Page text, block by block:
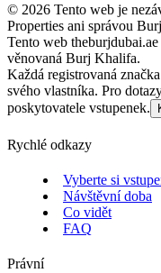
© 2026 Tento web je
Properties ani správou
Tento web
věnovaná Burj Khalifa.
Každá registrovaná
svého vlastníka. Pro
poskytovatele vstupenek.
Rychlé odkazy
Vyberte si
Návštěvní doba
Co vidět
FAQ
Právní